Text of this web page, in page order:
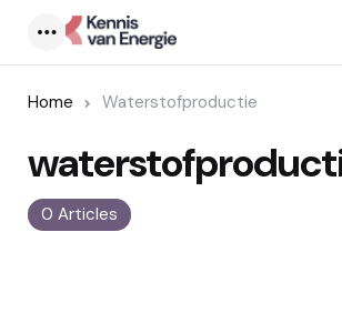
Home Waterstofproductie
0 Articles